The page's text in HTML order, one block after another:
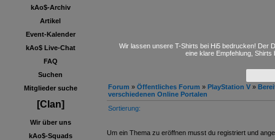
kAo$-Archiv
Artikel
Event-Kalender
kAo$ Live-Chat
FAQ
Suchen
Mitglieder suche
[Clan]
Wir über uns
kAo$-Squads
Wir lassen unsere T-Shirts bei Hi5 bedrucken! Der
eine klare Empfehlung,
Forum » Öffentliches Forum » PlayStation V »
verschiedenen Online Portalen
Sortierung:
Um ein Thema zu eröffnen musst du registriert und